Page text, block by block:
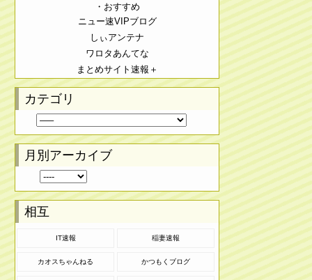
・おすすめ
ニュー速VIPブログ
しぃアンテナ
ワロタあんてな
まとめサイト速報＋
カテゴリ
月別アーカイブ
相互
IT速報 稲妻速報
カオスちゃんねる かつもくブログ